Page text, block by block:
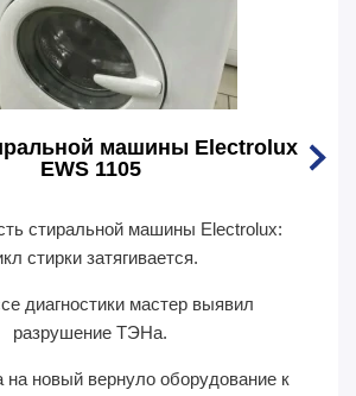
машины Electrolux
EWS 1105
стиральной машины Electrolux:
стирки затягивается.
диагностики мастер выявил
разрушение ТЭНа.
новый вернуло оборудование к